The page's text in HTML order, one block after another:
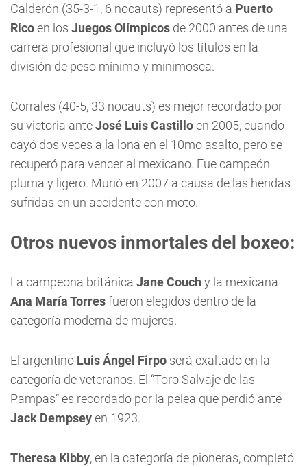
Calderón (35-3-1, 6 nocauts) representó a Puerto
Ricoen los Juegos Olímpicos de 2000 antes de una
carrera profesional que incluyó los títulos en la
división de peso mínimo y minimosca.
Corrales (40-5, 33 nocauts) es mejor recordado por
su victoria anteJosé Luis Castilloen 2005, cuando
cayó dos veces a la lona en el 10mo asalto, pero se
recuperó para vencer al mexicano. Fue campeón
pluma y ligero. Murió en 2007 a causa de las heridas
sufridas en un accidente con moto.
Otros nuevos inmortales del boxeo:
La campeona británica Jane Couch y la mexicana
Ana María Torresfueron elegidos dentro de la
categoría moderna de mujeres.
El argentino Luis Ángel Firpo será exaltado en la
categoría de veteranos. El “Toro Salvaje de las
Pampas” es recordado por la pelea que perdió ante
Jack Dempseyen 1923.
Theresa Kibby, en la categoría de pioneras, completó